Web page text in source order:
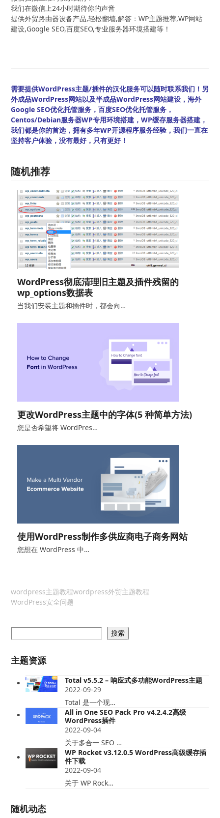
我们在微信上24小时期待你的声音
提供外贸路由器设备产品,轻松翻墙,解答：WP主题推荐,WP网站
建设,Google SEO,百度SEO,专业服务器环境搭建等！
需要提供WordPress主题/插件的汉化服务可以随时联系我们！另
外成品WordPress网站以及半成品WordPress网站建设，海外
Google SEO优化托管服务，百度SEO优化托管服务，
Centos/Debian服务器WP专用环境搭建，WP缓存服务器搭建，
我们都是你的首选，拥有多年WP开源程序服务经验，我们一直在
坚持客户体验，没有最好，只有更好！
随机推荐
WordPress彻底清理旧主题及插件残留的
wp_options数据表
当我们安装主题和插件时，都会向…
更改WordPress主题中的字体(5 种简单方法)
您是否希望将 WordPres…
使用WordPress制作多供应商电子商务网站
您想在 WordPress 中…
wordpress主题教程wordpress外贸主题教程
WordPress安全问题
搜索
主题资源
Total v5.5.2 – 响应式多功能WordPress主题
2022-09-29
Total 是一个现…
All in One SEO Pack Pro v4.2.4.2高级
WordPress插件
2022-09-04
关于多合一 SEO …
WP Rocket v3.12.0.5 WordPress高级缓存插
件下载
2022-09-04
关于 WP Rock…
随机动态